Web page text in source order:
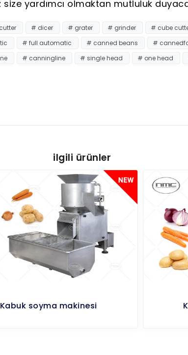
size yardımcı olmaktan mutluluk
# dicer # grater # grinder # cube
# full automatic # canned beans #
# canningline # single head # one head
ilgili ürünler
Kabuk soyma makinesi